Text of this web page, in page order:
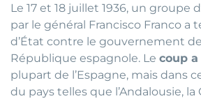
Le 17 et 18 juillet 1936, un groupe
par le général Francisco Franco a
d’État contre le gouvernement
République espagnole. Le coup
plupart de l’Espagne, mais dans
du pays telles que l’Andalousie, la